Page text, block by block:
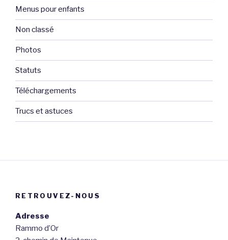
Menus pour enfants
Non classé
Photos
Statuts
Téléchargements
Trucs et astuces
RETROUVEZ-NOUS
Adresse
Rammo d’Or